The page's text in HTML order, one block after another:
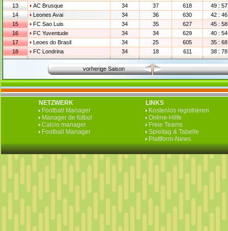
13
AC Brusque 34 37 618
49 : 57
14
Leones Avai 34 36 630
42 : 46
15
FC Sao Luis 34 35 627
45 : 58
16
FC Yuventude 34 34 629
40 : 54
17
Leoes do Brasil 34 25 605
35 : 68
18
FC Londrina 34 18 611 38 : 78
vorherige Saison
NETZWERK
Football Manager
Manager de fútbol
Calcio manager
Football Manager
LINKS
Kostenlos registrieren
Online-Hilfe
Freie Teams
Spieltag & Tabelle
Plattform-News